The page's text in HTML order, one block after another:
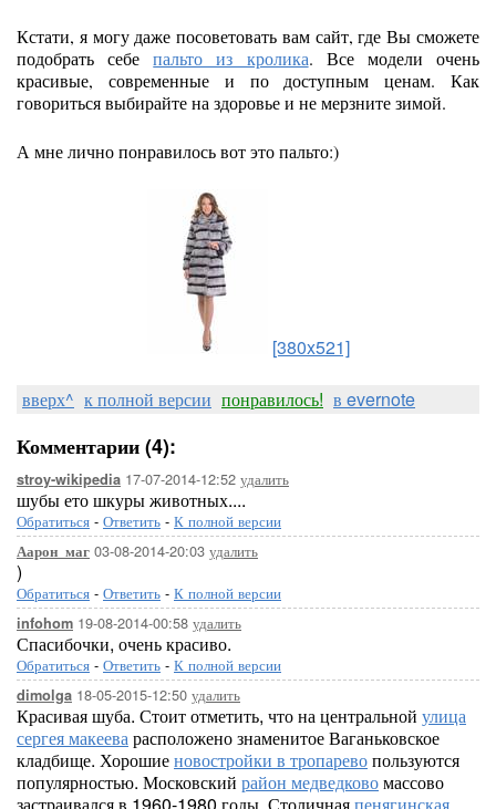
Кстати, я могу даже посоветовать вам сайт, где Вы сможете
подобрать себепальто из кролика. Все модели очень
красивые, современные и по доступным ценам. Как
говориться выбирайте на здоровье и не мерзните зимой.
А мне лично понравилось вот это пальто:)
[380x521]
вверх^ к полной версии понравилось! в evernote
Комментарии (4):
stroy-wikipedia 17-07-2014-12:52 удалить
шубы ето шкуры животных....
Обратиться - Ответить - К полной версии
Аарон_маг 03-08-2014-20:03 удалить
)
Обратиться - Ответить - К полной версии
infohom 19-08-2014-00:58 удалить
Спасибочки, очень красиво.
Обратиться - Ответить - К полной версии
dimolga 18-05-2015-12:50 удалить
Красивая шуба. Стоит отметить, что на центральной улица
сергея макееварасположено знаменитое Ваганьковское
кладбище. Хорошиеновостройки в тропаревопользуются
популярностью. Московский район медведковомассово